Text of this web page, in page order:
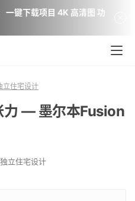
立住宅设计
力 — 墨尔本Fusion
独立住宅设计
一键下载项目 4K 高清图 功